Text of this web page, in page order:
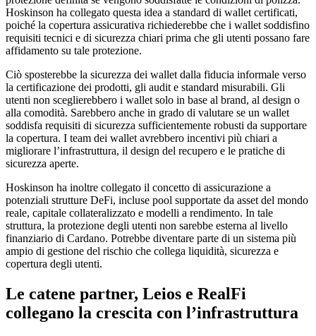
Hoskinson ha collegato questa idea a standard di wallet certificati,
poiché la copertura assicurativa richiederebbe che i wallet soddisfino
requisiti tecnici e di sicurezza chiari prima che gli utenti possano fare
affidamento su tale protezione.
Ciò sposterebbe la sicurezza dei wallet dalla fiducia informale verso
la certificazione dei prodotti, gli audit e standard misurabili. Gli
utenti non sceglierebbero i wallet solo in base al brand, al design o
alla comodità. Sarebbero anche in grado di valutare se un wallet
soddisfa requisiti di sicurezza sufficientemente robusti da supportare
la copertura. I team dei wallet avrebbero incentivi più chiari a
migliorare l’infrastruttura, il design del recupero e le pratiche di
sicurezza aperte.
Hoskinson ha inoltre collegato il concetto di assicurazione a
potenziali strutture DeFi, incluse pool supportate da asset del mondo
reale, capitale collateralizzato e modelli a rendimento. In tale
struttura, la protezione degli utenti non sarebbe esterna al livello
finanziario di Cardano. Potrebbe diventare parte di un sistema più
ampio di gestione del rischio che collega liquidità, sicurezza e
copertura degli utenti.
Le catene partner, Leios e RealFi
collegano la crescita con l’infrastruttura